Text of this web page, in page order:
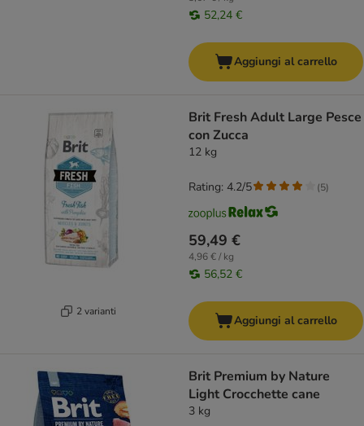
52,24 €
Aggiungi al carrello
2 varianti
Brit Fresh Adult Large Pesce
con Zucca
12 kg
59,49 €
4,96 € / kg
56,52 €
Rating: 4.2/5 (5)
Aggiungi al carrello
Brit Premium by Nature
Light Crocchette cane
3 kg